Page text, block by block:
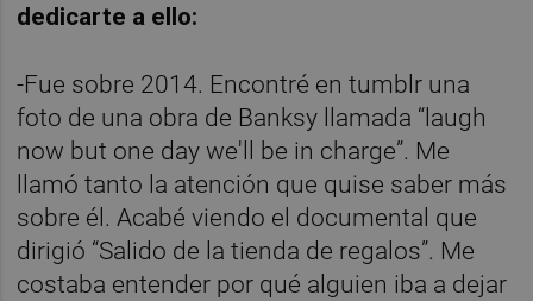
dedicarte a ello:
-Fue sobre 2014. Encontré en tumblr una
foto de una obra de Banksy llamada “laugh
now but one day we'll be in charge”. Me
llamó tanto la atención que quise saber más
sobre él. Acabé viendo el documental que
dirigió “Salido de la tienda de regalos”. Me
costaba entender por qué alguien iba a dejar